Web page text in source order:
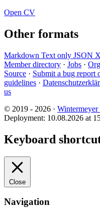
Open CV
Other formats
Markdown Text only JSON
Member directory · Jobs ·
Source · Submit a bug report
guidelines ·
us
© 2019 - 2026 ·
Deployment: 10.08.2026 at
Keyboard
Close
Navigation